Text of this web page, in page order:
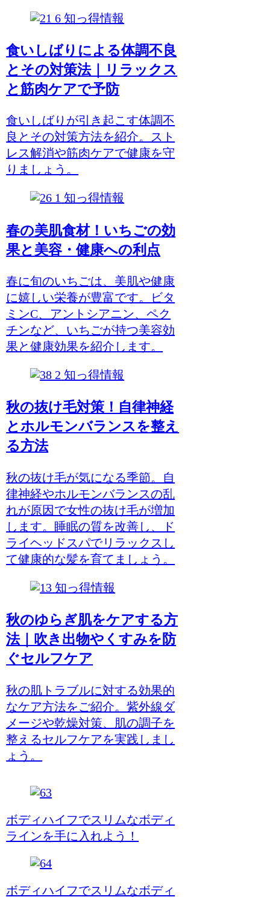
知っ得情報
食いしばりによる体調不良
とその対策法｜リラックス
と筋肉ケアで予防
食いしばりが引き起こす体調不
良とその対策方法を紹介。スト
レス解消や筋肉ケアで健康を守
りましょう。
知っ得情報
春の美肌食材！いちごの効
果と美容・健康への利点
春に旬のいちごは、美肌や健康
に嬉しい栄養が豊富です。ビタ
ミンC、アントシアニン、ペク
チンなど、いちごが持つ美容効
果と健康効果を紹介します。
知っ得情報
秋の抜け毛対策！自律神経
とホルモンバランスを整え
る方法
秋の抜け毛が気になる季節。自
律神経やホルモンバランスの乱
れが原因で女性の抜け毛が増加
します。睡眠の質を改善し、ド
ライヘッドスパでリラックスし
て健康的な髪を育てましょう。
知っ得情報
秋のゆらぎ肌をケアする方
法｜吹き出物やくすみを防
ぐセルフケア
秋の肌トラブルに対する効果的
なケア方法をご紹介。紫外線ダ
メージや乾燥対策、肌の調子を
整えるセルフケアを実践しまし
ょう。
ボディハイフでスリムなボディ
ラインを手に入れよう！
ボディハイフでスリムなボディ